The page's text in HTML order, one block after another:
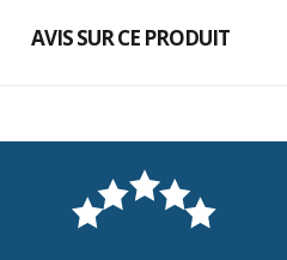
AVIS SUR CE PRODUIT